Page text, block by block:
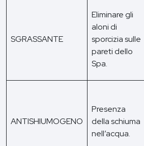
SGRASSANTE
Eliminare gli
aloni di
sporcizia sulle
pareti dello
Spa.
ANTISHIUMOGENO
Presenza
della schiuma
nell’acqua.